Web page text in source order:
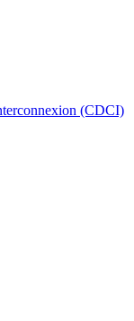
(CDCI)